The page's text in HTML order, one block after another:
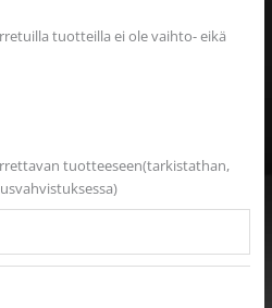
tuotteilla ei ole vaihto- eikä
tuotteeseen(tarkistathan,